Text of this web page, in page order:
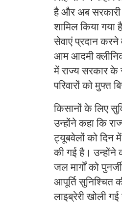
है और अब सरकारी
शामिल किया गया
सेवाएं प्रदान करने
आम आदमी
में राज्य सरकार
परिवारों को मुफ्त
किसानों के लिए
उन्होंने कहा कि
ट्यूबवेलों को दिन
की गई है। उन्होंने
जल मार्गों को
आपूर्ति सुनिश्चित
लाइब्रेरी खोली